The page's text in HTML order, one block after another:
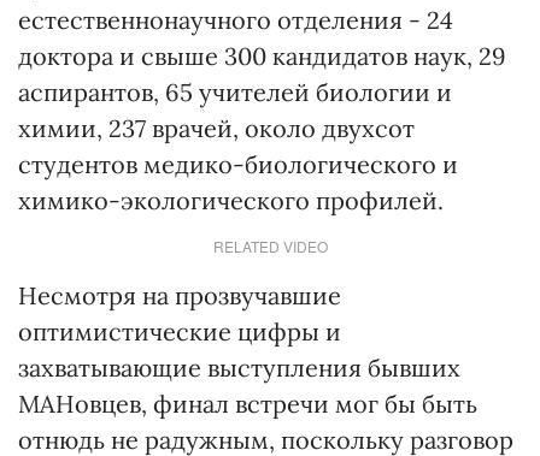
естественнонаучного отделения - 24
доктора и свыше 300 кандидатов наук, 29
аспирантов, 65 учителей биологии и
химии, 237 врачей, около двухсот
студентов медико-биологического и
химико-экологического профилей.
RELATED VIDEO
Несмотря на прозвучавшие
оптимистические цифры и
захватывающие выступления бывших
МАНовцев, финал встречи мог бы быть
отнюдь не радужным, поскольку разговор